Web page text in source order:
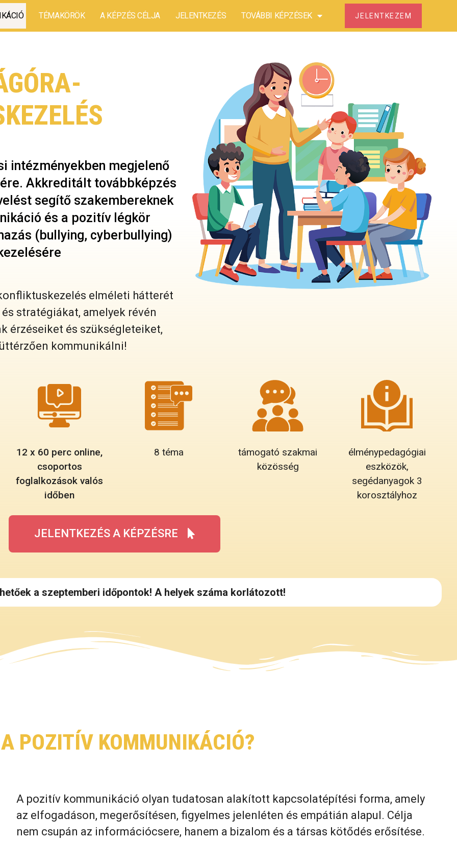
TÉMAKÖRÖK A KÉPZÉS CÉLJA JELENTKEZÉS TOVÁBBI KÉPZÉSEK JELENTKEZEM
intézményekben megjelenő
Akkreditált továbbképzés
segítő szakembereknek
és a pozitív légkör
(bullying, cyberbullying)
elméleti hátterét
stratégiákat, amelyek révén
érzéseiket és szükségleteiket,
kommunikálni!
12 x 60 perc online,
csoportos
foglalkozások valós
időben
8 téma
támogató szakmai
közösség
élménypedagógiai
eszközök,
segédanyagok 3
korosztályhoz
JELENTKEZÉS A KÉPZÉSRE
a szeptemberi időpontok! A helyek száma korlátozott!
POZITÍV KOMMUNIKÁCIÓ?
A pozitív kommunikáció olyan tudatosan alakított kapcsolatépítési forma, amely
az elfogadáson, megerősítésen, figyelmes jelenléten és empátián alapul. Célja
nem csupán az információcsere, hanem a bizalom és a társas kötődés erősítése.